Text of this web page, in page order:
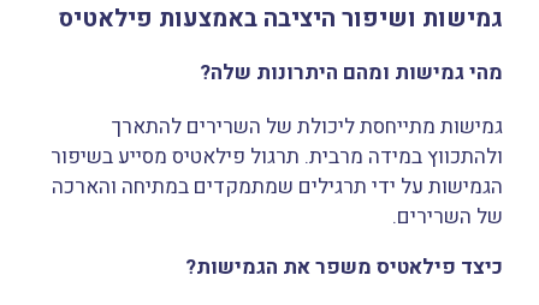
גמישות ושיפור היציבה באמצעות פילאטיס
מהי גמישות ומהם היתרונות שלה?
גמישות מתייחסת ליכולת של השרירים להתארך
ולהתכווץ במידה מרבית. תרגול פילאטיס מסייע בשיפור
הגמישות על ידי תרגילים שמתמקדים במתיחה והארכה
של השרירים.
כיצד פילאטיס משפר את הגמישות?